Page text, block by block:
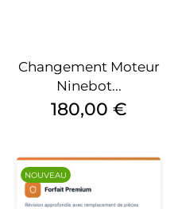
Changement Moteur
Ninebot...
Prix
180,00 €
NOUVEAU